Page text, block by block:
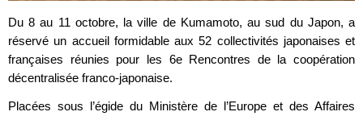
Du 8 au 11 octobre, la ville de Kumamoto, au sud du Japon, a
réservé un accueil formidable aux 52 collectivités japonaises et
françaises réunies pour les 6e Rencontres de la coopération
décentralisée franco-japonaise.
Placées sous l’égide du Ministère de l’Europe et des Affaires